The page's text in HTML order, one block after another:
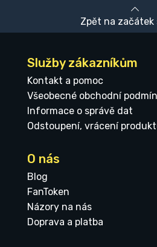
Zpět na začátek
Služby zákazníkům
Kontakt a pomoc
Všeobecné obchodní
Informace o správě dat
Odstoupení, vrácení
O nás
Blog
FanToken
Názory na nás
Doprava a platba